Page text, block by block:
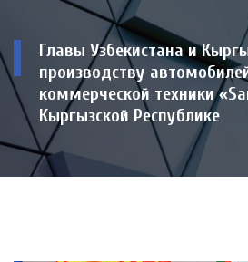
Главы Узбекистана и
производству
коммерческой техники
Кыргызской Республике